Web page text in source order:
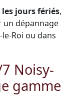
les jours fériés,
un dépannage
Roi ou dans
Noisy-
gamme